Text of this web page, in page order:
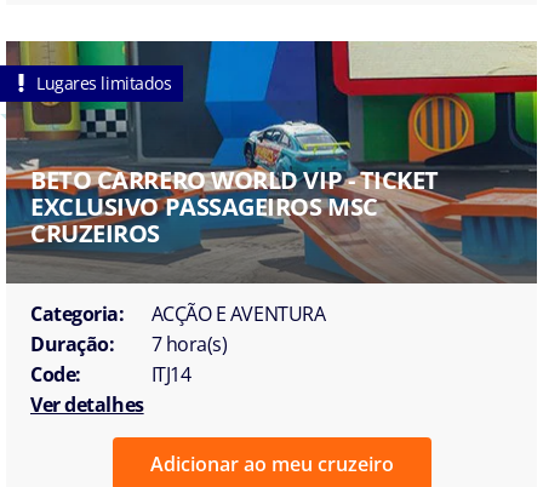
Lugares limitados
BETO CARRERO WORLD VIP - TICKET
EXCLUSIVO PASSAGEIROS MSC
CRUZEIROS
Categoria:
ACÇÃO E AVENTURA
Duração:
7 hora(s)
Code:
ITJ14
Ver detalhes
Adicionar ao meu cruzeiro